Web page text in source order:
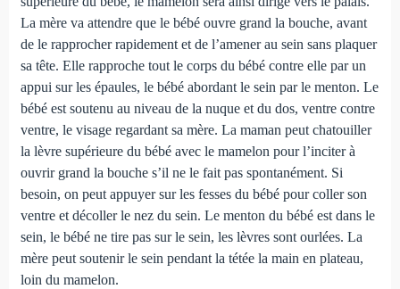
La mère va attendre que le bébé ouvre grand la bouche, avant
de le rapprocher rapidement et de l’amener au sein sans plaquer
sa tête. Elle rapproche tout le corps du bébé contre elle par un
appui sur les épaules, le bébé abordant le sein par le menton. Le
bébé est soutenu au niveau de la nuque et du dos, ventre contre
ventre, le visage regardant sa mère. La maman peut chatouiller
la lèvre supérieure du bébé avec le mamelon pour l’inciter à
ouvrir grand la bouche s’il ne le fait pas spontanément. Si
besoin, on peut appuyer sur les fesses du bébé pour coller son
ventre et décoller le nez du sein. Le menton du bébé est dans le
sein, le bébé ne tire pas sur le sein, les lèvres sont ourlées. La
mère peut soutenir le sein pendant la tétée la main en plateau,
loin du mamelon.